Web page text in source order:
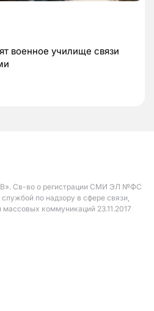
военное училище связи
Св-во о регистрации СМИ ЭЛ №ФС
по надзору в сфере связи,
коммуникаций 23.11.2017